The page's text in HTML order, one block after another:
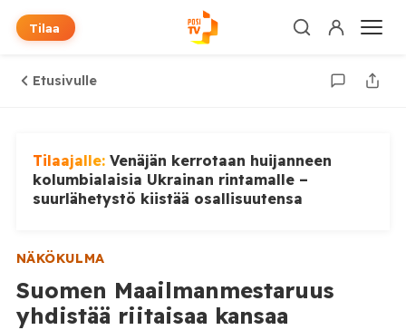
Tilaa
Etusivulle
Tilaajalle: Venäjän kerrotaan huijanneen
kolumbialaisia Ukrainan rintamalle –
suurlähetystö kiistää osallisuutensa
NÄKÖKULMA
Suomen Maailmanmestaruus
yhdistää riitaisaa kansaa